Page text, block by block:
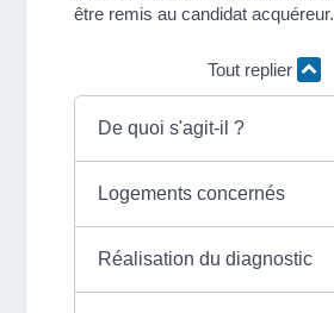
être remis au candidat acquéreur.
Tout replier
De quoi s'agit-il ?
Logements concernés
Réalisation du diagnostic